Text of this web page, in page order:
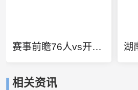
赛事前瞻76人vs开拓者
相关资讯